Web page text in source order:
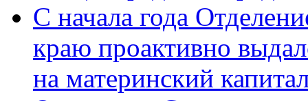
С начала года
краю проактивно
на материнский